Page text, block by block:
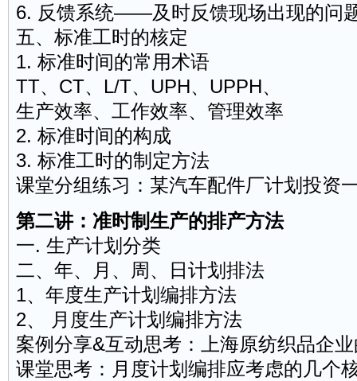
6. 反馈系统——及时反馈现场出现的问
五、标准工时的核定
1. 标准时间的常用术语
TT、CT、L/T、UPH、UPPH、
生产效率、工作效率、管理效率
2. 标准时间的构成
3. 标准工时的制定方法
课堂分组练习：某汽车配件厂计划投资
第二讲：准时制生产的排产方法
一. 生产计划分类
二、年、月、周、日计划排法
1、年度生产计划编排方法
2、 月度生产计划编排方法
案例分享&互动思考：上海原纺织品企
课堂思考：月度计划编排应考虑的几个